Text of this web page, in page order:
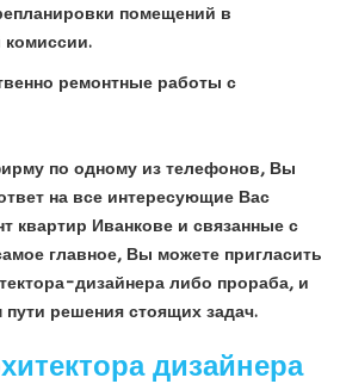
помещений в
комиссии.
ремонтные работы с
по одному из телефонов, Вы
на все интересующие Вас
квартир Иванкове и связанные с
главное, Вы можете пригласить
дизайнера либо прораба, и
решения стоящих задач.
дизайнера